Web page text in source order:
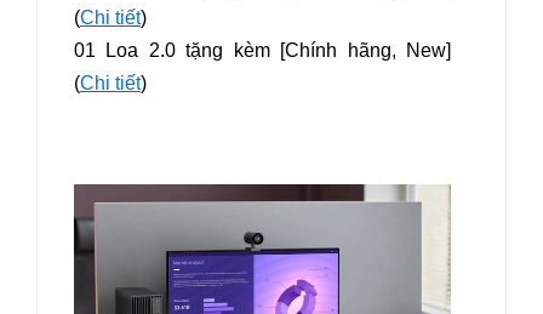
(Chi tiết)
01 Loa 2.0 tặng kèm [Chính hãng, New]
(Chi tiết)